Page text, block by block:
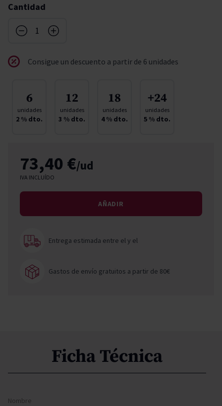
Cantidad
Consigue un descuento a partir de 6 unidades
6
unidades
2 % dto.
12
unidades
3 % dto.
18
unidades
4% dto.
+24
unidades
5 % dto.
73,40 €/ud
IVA INCLUÍDO
AÑADIR
Entrega estimada entre ely el
Gastos de envío gratuitos a partir de 80€
Ficha Técnica
Nombre